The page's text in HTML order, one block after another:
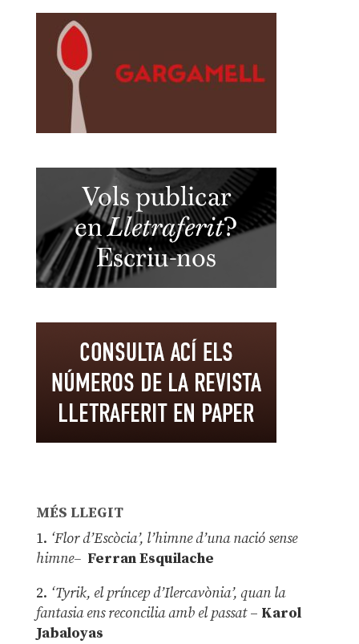
MÉS LLEGIT
1. ‘Flor d’Escòcia’, l’himne d’una nació sense
himne– Ferran Esquilache
2. ‘Tyrik, el príncep d’Ilercavònia’, quan la
fantasia ens reconcilia amb el passat– Karol
Jabaloyas